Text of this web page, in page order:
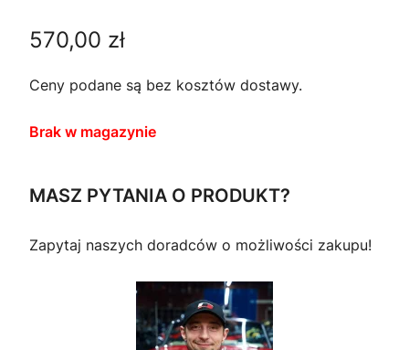
570,00 zł
Ceny podane są bez kosztów dostawy.
Brak w magazynie
MASZ PYTANIA O PRODUKT?
Zapytaj naszych doradców o możliwości zakupu!